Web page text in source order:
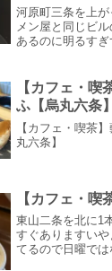
河原町三条を上
メン屋と同じビ
あるのに明るす
ってるところが
したいときにお
【カフェ・喫
ふ【烏丸六条】
【カフェ・喫茶
丸六条】
【カフェ・喫
東山二条を北に1
すぐありますい
てるので日曜で